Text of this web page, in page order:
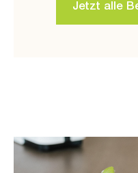
Jetzt alle